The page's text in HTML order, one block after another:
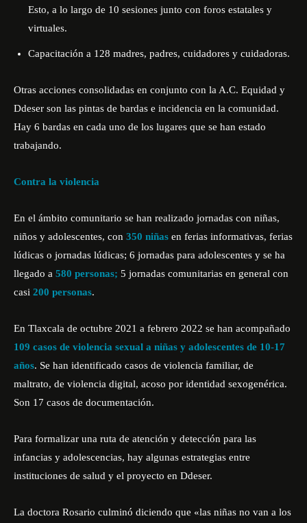
Esto, a lo largo de 10 sesiones junto con foros estatales y
virtuales.
Capacitación a 128 madres, padres, cuidadores y cuidadoras.
Otras acciones consolidadas en conjunto con la A.C. Equidad y
Ddeser son las pintas de bardas e incidencia en la comunidad.
Hay 6 bardas en cada uno de los lugares que se han estado
trabajando.
Contra la violencia
En el ámbito comunitario se han realizado jornadas con niñas,
niños y adolescentes, con 350 niñas en ferias informativas, ferias
lúdicas o jornadas lúdicas; 6 jornadas para adolescentes y se ha
llegado a 580 personas; 5 jornadas comunitarias en general con
casi 200 personas.
En Tlaxcala de octubre 2021 a febrero 2022 se han acompañado
109 casos de violencia sexual a niñas y adolescentes de 10-17
años. Se han identificado casos de violencia familiar, de
maltrato, de violencia digital, acoso por identidad sexogenérica.
Son 17 casos de documentación.
Para formalizar una ruta de atención y detección para las
infancias y adolescencias, hay algunas estrategias entre
instituciones de salud y el proyecto en Ddeser.
La doctora Rosario culminó diciendo que «las niñas no van a los